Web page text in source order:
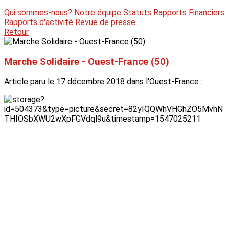
Qui sommes-nous? Notre équipe Statuts Rapports Financiers
Rapports d'activité Revue de presse
Retour
Marche Solidaire - Ouest-France (50)
Article paru le 17 décembre 2018 dans l'Ouest-France :